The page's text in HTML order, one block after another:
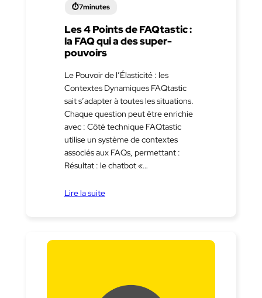
Les 4 Points de FAQtastic :
la FAQ qui a des super-
pouvoirs
Le Pouvoir de l’Élasticité : les
Contextes Dynamiques FAQtastic
sait s’adapter à toutes les situations.
Chaque question peut être enrichie
avec : Côté technique FAQtastic
utilise un système de contextes
associés aux FAQs, permettant :
Résultat : le chatbot «…
Lire la suite